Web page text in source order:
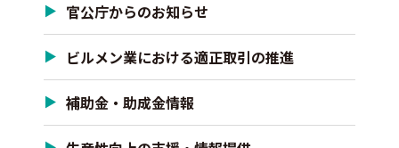
官公庁からのお知らせ
ビルメン業における適正取引の推進
補助金・助成金情報